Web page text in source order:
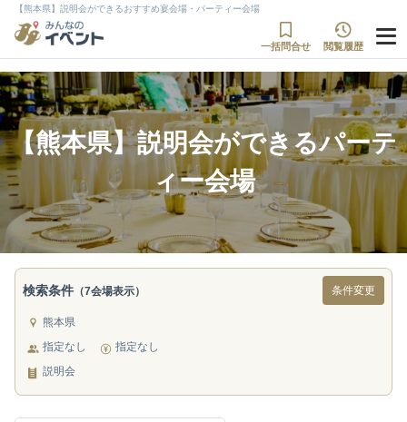
【熊本県】説明会ができるおすすめ宴会場・パーティー会場
一括問合せ 閲覧履歴
【熊本県】説明会ができるパーテ
ィー会場
検索条件 （7会場表示） 条件変更
熊本県
指定なし
指定なし
説明会